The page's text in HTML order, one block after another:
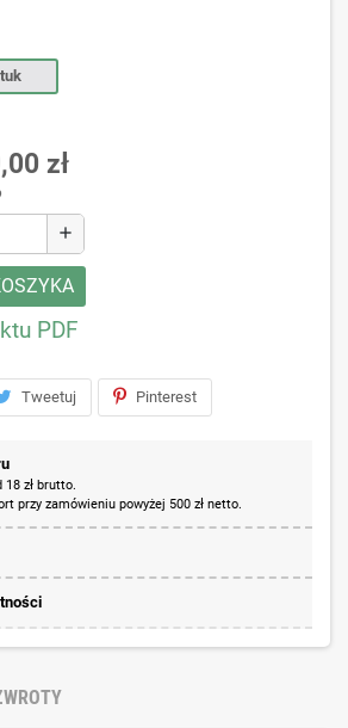
zł
add
PDF
Tweetuj Pinterest
zł brutto.
przy zamówieniu powyżej 500 zł netto.